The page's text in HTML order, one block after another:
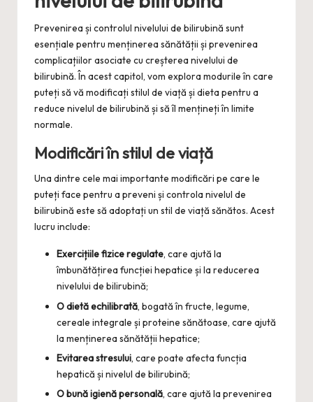
Prevenirea și controlul nivelului de bilirubină sunt
esențiale pentru menținerea sănătății și prevenirea
complicațiilor asociate cu creșterea nivelului de
bilirubină. În acest capitol, vom explora modurile în care
puteți să vă modificați stilul de viață și dieta pentru a
reduce nivelul de bilirubină și să îl mențineți în limite
normale.
Modificări în stilul de viață
Una dintre cele mai importante modificări pe care le
puteți face pentru a preveni și controla nivelul de
bilirubină este să adoptați un stil de viață sănătos. Acest
lucru include:
Exercițiile fizice regulate, care ajută la
îmbunătățirea funcției hepatice și la reducerea
nivelului de bilirubină;
O dietă echilibrată, bogată în fructe, legume,
cereale integrale și proteine sănătoase, care ajută
la menținerea sănătății hepatice;
Evitarea stresului, care poate afecta funcția
hepatică și nivelul de bilirubină;
O bună igienă personală, care ajută la prevenirea